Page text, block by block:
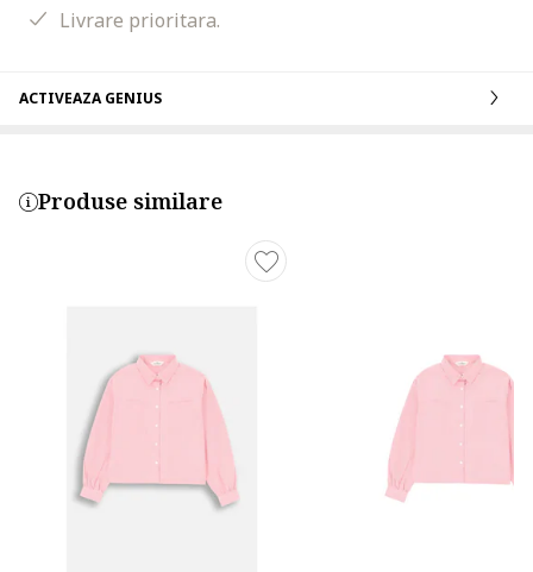
Livrare prioritara.
ACTIVEAZA GENIUS
Produse similare